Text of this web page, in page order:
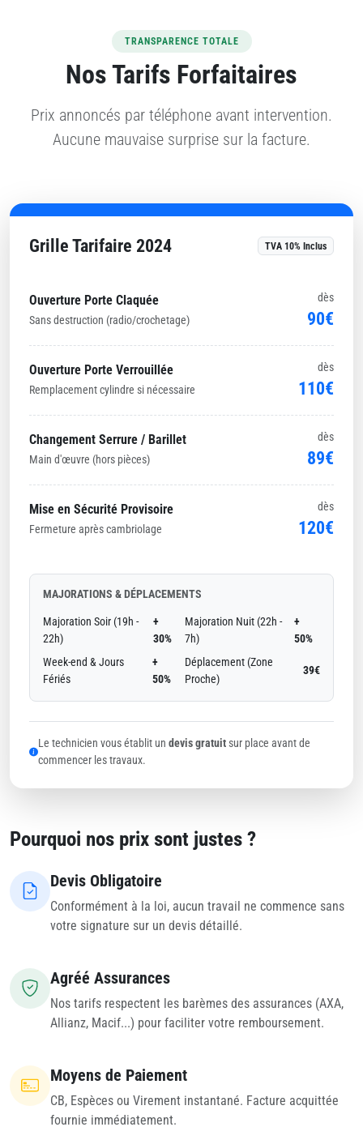
TRANSPARENCE TOTALE
Nos Tarifs Forfaitaires
Prix annoncés par téléphone avant intervention.
Aucune mauvaise surprise sur la facture.
Grille Tarifaire 2024 TVA 10% Inclus
Ouverture Porte Claquée
Sans destruction (radio/crochetage)
dès
90€
Ouverture Porte Verrouillée
Remplacement cylindre si nécessaire
dès
110€
Changement Serrure / Barillet
Main d'œuvre (hors pièces)
dès
89€
Mise en Sécurité Provisoire
Fermeture après cambriolage
dès
120€
MAJORATIONS & DÉPLACEMENTS
Majoration Soir (19h -
22h)
+
30%
Majoration Nuit (22h -
7h)
+
50%
Week-end & Jours
Fériés
+
50%
Déplacement (Zone
Proche)
39€
Le technicien vous établit un devis gratuitsur place avant de
commencer les travaux.
Pourquoi nos prix sont justes ?
Devis Obligatoire
Conformément à la loi, aucun travail ne commence sans
votre signature sur un devis détaillé.
Agréé Assurances
Nos tarifs respectent les barèmes des assurances (AXA,
Allianz, Macif...) pour faciliter votre remboursement.
Moyens de Paiement
CB, Espèces ou Virement instantané. Facture acquittée
fournie immédiatement.